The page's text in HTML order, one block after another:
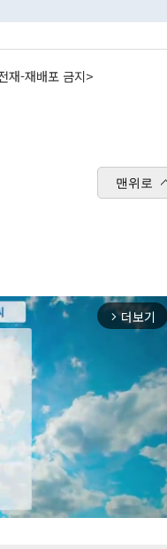
재-재배포 금지>
맨위로
arrow_forward_ios 더보기